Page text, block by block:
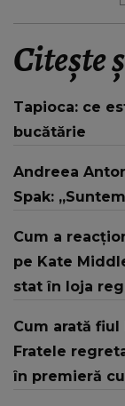
Citește
Tapioca: ce
bucătărie
Andreea
Spak:
Cum a
pe Kate
stat în loja
Cum arată fiul
Fratele
în premieră